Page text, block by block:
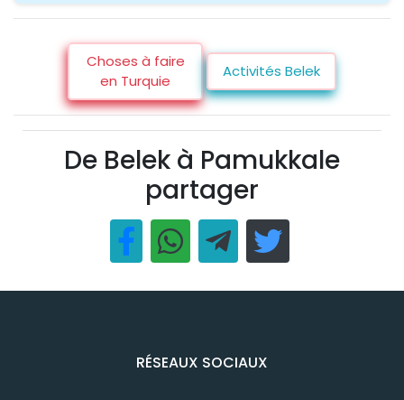
Choses à faire
en Turquie
Activités Belek
De Belek à Pamukkale
partager
RÉSEAUX SOCIAUX